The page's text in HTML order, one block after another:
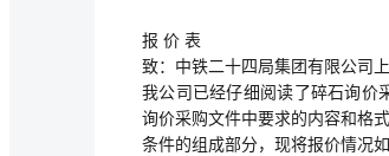
报 价 表
致：中铁二十四局集团有限公司
我公司已经仔细阅读了碎石询价
询价采购文件中要求的内容和格
条件的组成部分，现将报价情况如